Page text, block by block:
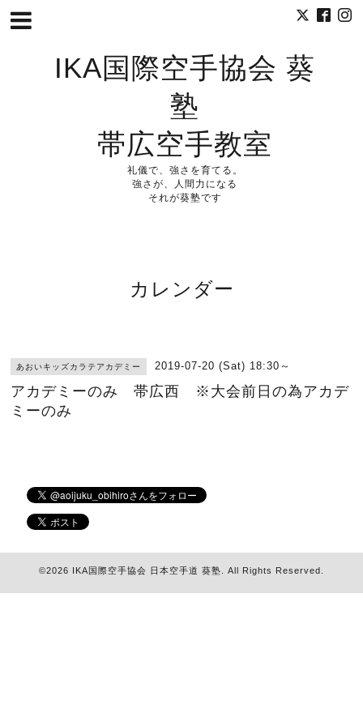
IKA国際空手協会 葵
塾
帯広空手教室
礼儀で、強さを育てる。
強さが、人間力になる
それが葵塾です
カレンダー
あおいキッズカラテアカデミー 2019-07-20 (Sat) 18:30～
アカデミーのみ 帯広西 ※大会前日の為アカデ
ミーのみ
©2026 IKA国際空手協会 日本空手道 葵塾 . All Rights Reserved.